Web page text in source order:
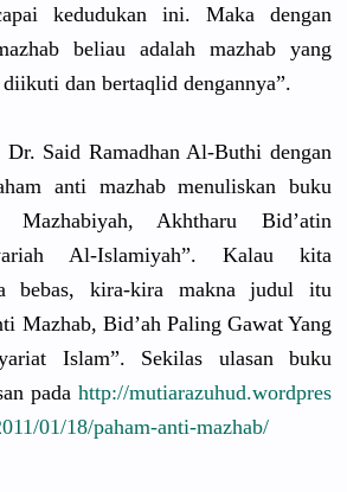
kedudukan ini. Maka dengan
beliau adalah mazhab yang
dan bertaqlid dengannya”.
Said Ramadhan Al-Buthi dengan
anti mazhab menuliskan buku
, Akhtharu Bid’atin
Al-Islamiyah”. Kalau kita
bebas, kira-kira makna judul itu
Mazhab, Bid’ah Paling Gawat Yang
Islam”. Sekilas ulasan buku
pada http://mutiarazuhud.wordpres
01/18/paham-anti-mazhab/